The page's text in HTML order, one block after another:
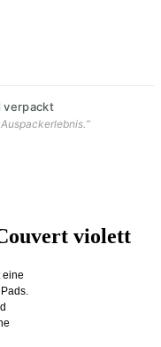
verpackt
violett
eine